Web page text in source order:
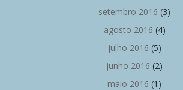
setembro 2016 (3)
agosto 2016 (4)
julho 2016 (5)
junho 2016 (2)
maio 2016 (1)